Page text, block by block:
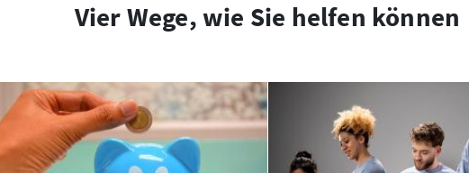
Vier Wege, wie Sie helfen können